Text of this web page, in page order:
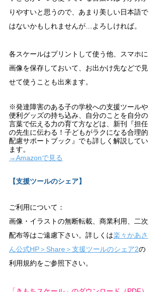
りやすいと思うので、あまり美しい日本語で
はないかもしれませんが…よろしければ。
各スケールはプリントして使う他、スマホに
画像を保存しておいて、お出かけ先などで見
せて使うことも出来ます。
※発達障害のある子の学校への支援ツールや
便利グッズの持ち込み、自分のことを自分の
言葉で伝える力の育て方などは、新刊『担任
の先生に伝わる！子どもがラクになる合理的
配慮サポートブック』でも詳しく解説してい
ます。
→Amazonで見る
【支援ツールのシェア】
ご利用について：
画像・イラストの無断転載、商業利用、二次
配布等はご遠慮下さい。詳しくは楽々かあさ
ん公式HP＞Share＞支援ツールのシェア2の
利用規約をご参照下さい。